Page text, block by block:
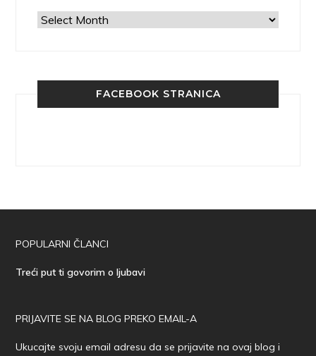
Arhiva
FACEBOOK STRANICA
POPULARNI ČLANCI
Treći put ti govorim o ljubavi
PRIJAVITE SE NA BLOG PREKO EMAIL-A
Ukucajte svoju email adresu da se prijavite na ovaj blog i